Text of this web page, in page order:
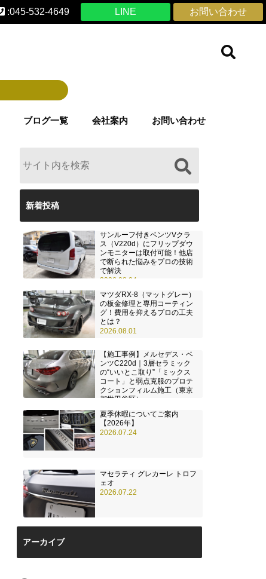
お問い合わせ
LINE
:045-532-4649
ブログ一覧 会社案内 お問い合わせ
新着投稿
サンルーフ付きベンツVクラ
ス（V220d）にフリップダウ
ンモニターは取付可能！他店
で断られた悩みをプロの技術
で解決
2026.08.04
マツダRX-8（マットグレー）
の板金修理と専用コーティン
グ！費用を抑えるプロの工夫
とは？
2026.08.01
【施工事例】メルセデス・ベ
ンツC220d｜3層セラミック
の“いいとこ取り”「ミックス
コート」と弱点克服のプロテ
クションフィルム施工（東京
都世田谷区）
夏季休暇についてご案内
【2026年】
2026.07.24
マセラティ グレカーレ トロフ
ェオ
2026.07.22
アーカイブ